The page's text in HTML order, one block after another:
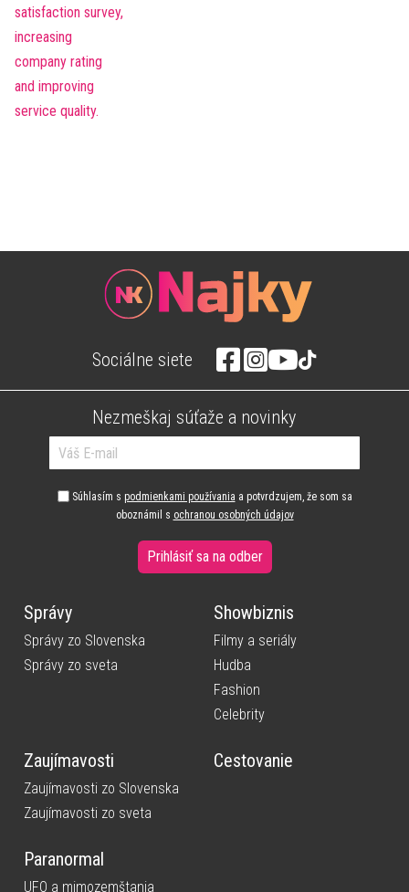
Sociálne siete
Nezmeškaj súťaže a novinky
Súhlasím s podmienkami používania a potvrdzujem, že som sa
oboznámil s ochranou osobných údajov
Prihlásiť sa na odber
Správy
Správy zo Slovenska
Správy zo sveta
Showbiznis
Filmy a seriály
Hudba
Fashion
Celebrity
Zaujímavosti
Zaujímavosti zo Slovenska
Zaujímavosti zo sveta
Cestovanie
Paranormal
UFO a mimozemštania